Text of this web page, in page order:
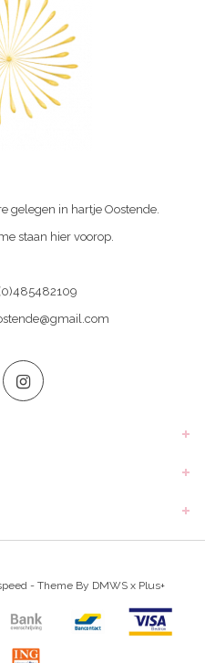
gelegen in hartje Oostende.
staan hier voorop.
- Theme By DMWS x Plus+